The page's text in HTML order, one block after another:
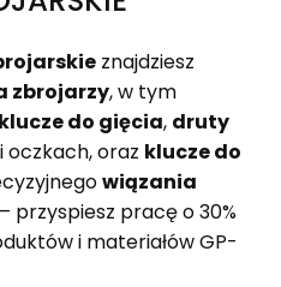
znajdziesz
zbrojarzy, w tym
do gięcia, druty
oraz klucze do
wiązania
– przyspiesz pracę o 30%
i materiałów GP-